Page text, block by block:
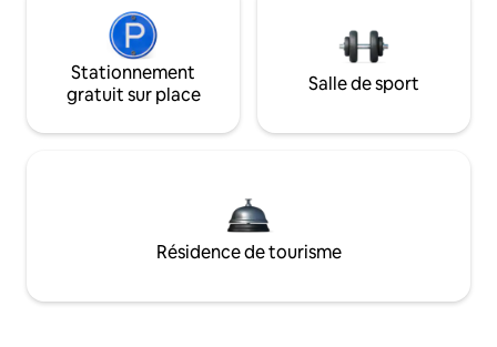
Stationnement
gratuit sur place
Salle de sport
Résidence de tourisme